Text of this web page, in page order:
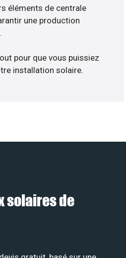
éléments de centrale
une production
pour que vous puissiez
installation solaire.
solaires de